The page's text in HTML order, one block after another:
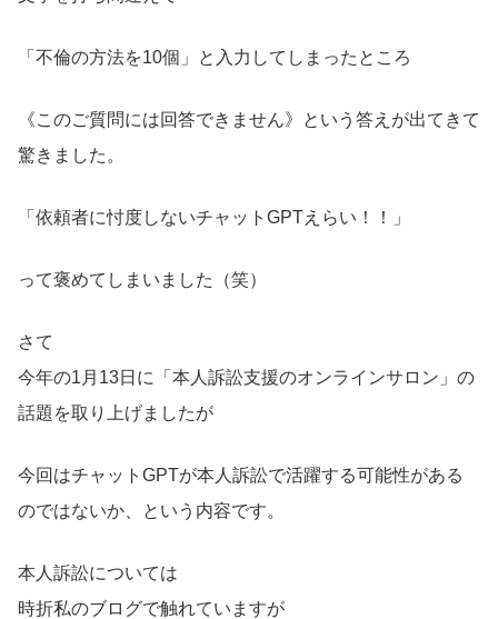
「不倫の方法を10個」と入力してしまったところ
《このご質問には回答できません》という答えが出てきて
驚きました。
「依頼者に忖度しないチャットGPTえらい！！」
って褒めてしまいました（笑）
さて
今年の1月13日に「本人訴訟支援のオンラインサロン」の
話題を取り上げましたが
今回はチャットGPTが本人訴訟で活躍する可能性がある
のではないか、という内容です。
本人訴訟については
時折私のブログで触れていますが